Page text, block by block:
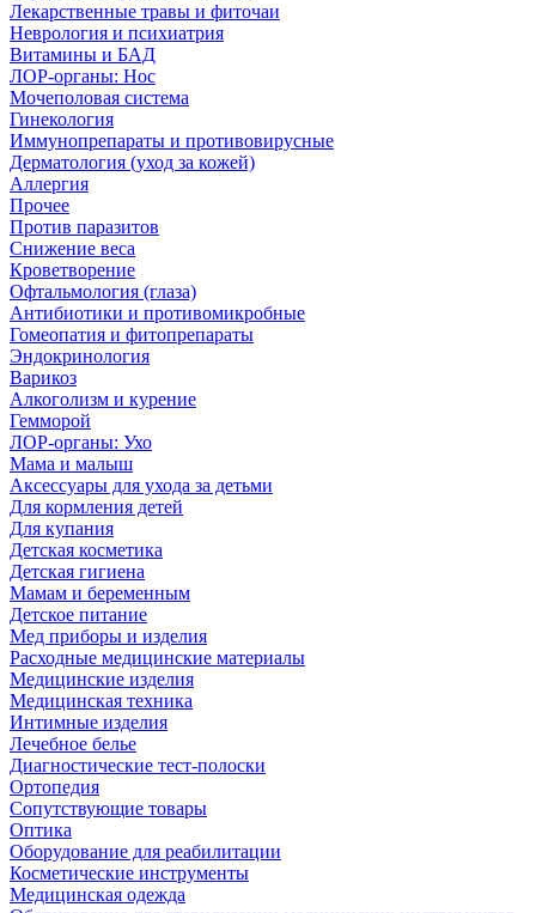
Лекарственные травы и фиточаи
Неврология и психиатрия
Витамины и БАД
ЛОР-органы: Нос
Мочеполовая система
Гинекология
Иммунопрепараты и противовирусные
Дерматология (уход за кожей)
Аллергия
Прочее
Против паразитов
Снижение веса
Кроветворение
Офтальмология (глаза)
Антибиотики и противомикробные
Гомеопатия и фитопрепараты
Эндокринология
Варикоз
Алкоголизм и курение
Гемморой
ЛОР-органы: Ухо
Мама и малыш
Аксессуары для ухода за детьми
Для кормления детей
Для купания
Детская косметика
Детская гигиена
Мамам и беременным
Детское питание
Мед приборы и изделия
Расходные медицинские материалы
Медицинские изделия
Медицинская техника
Интимные изделия
Лечебное белье
Диагностические тест-полоски
Ортопедия
Сопутствующие товары
Оптика
Оборудование для реабилитации
Косметические инструменты
Медицинская одежда